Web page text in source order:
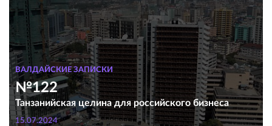
ВАЛДАЙСКИЕ ЗАПИСКИ
№122
Танзанийская целина для российского бизнеса
15.07.2024